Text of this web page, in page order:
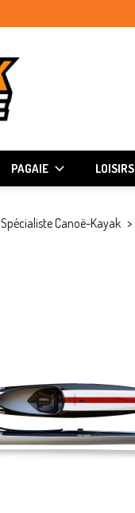
PAGAIE LOISIRS
Spécialiste Canoë-Kayak